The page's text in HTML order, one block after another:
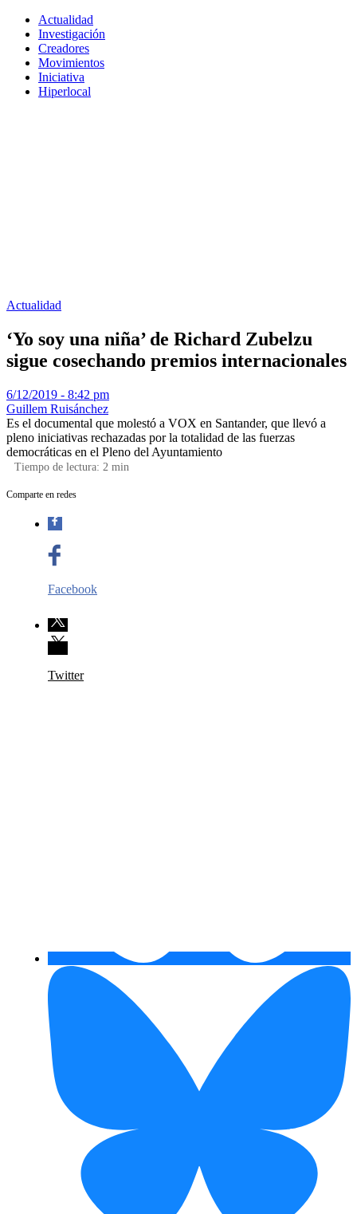
Actualidad
Investigación
Creadores
Movimientos
Iniciativa
Hiperlocal
Actualidad
‘Yo soy una niña’ de Richard Zubelzu
sigue cosechando premios internacionales
6/12/2019 - 8:42 pm
Guillem Ruisánchez
Es el documental que molestó a VOX en Santander, que llevó a
pleno iniciativas rechazadas por la totalidad de las fuerzas
democráticas en el Pleno del Ayuntamiento
Tiempo de lectura: 2 min
Comparte en redes
Facebook
Twitter